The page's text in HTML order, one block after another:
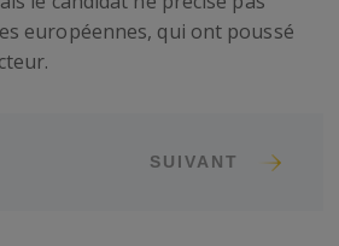
européennes, qui ont poussé
SUIVANT